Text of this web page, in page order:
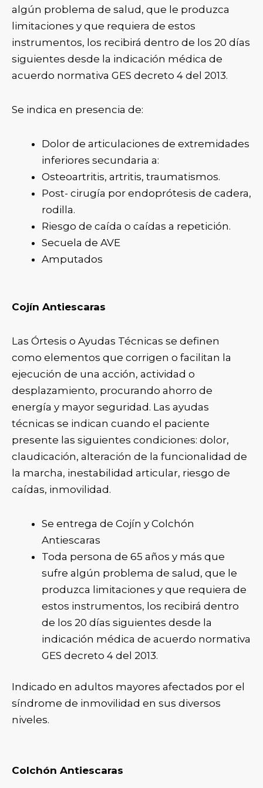
algún problema de salud, que le produzca
limitaciones y que requiera de estos
instrumentos, los recibirá dentro de los 20 días
siguientes desde la indicación médica de
acuerdo normativa GES decreto 4 del 2013.
Se indica en presencia de:
Dolor de articulaciones de extremidades
inferiores secundaria a:
Osteoartritis, artritis, traumatismos.
Post- cirugía por endoprótesis de cadera,
rodilla.
Riesgo de caída o caídas a repetición.
Secuela de AVE
Amputados
Cojín Antiescaras
Las Órtesis o Ayudas Técnicas se definen
como elementos que corrigen o facilitan la
ejecución de una acción, actividad o
desplazamiento, procurando ahorro de
energía y mayor seguridad. Las ayudas
técnicas se indican cuando el paciente
presente las siguientes condiciones: dolor,
claudicación, alteración de la funcionalidad de
la marcha, inestabilidad articular, riesgo de
caídas, inmovilidad.
Se entrega de Cojín y Colchón
Antiescaras
Toda persona de 65 años y más que
sufre algún problema de salud, que le
produzca limitaciones y que requiera de
estos instrumentos, los recibirá dentro
de los 20 días siguientes desde la
indicación médica de acuerdo normativa
GES decreto 4 del 2013.
Indicado en adultos mayores afectados por el
síndrome de inmovilidad en sus diversos
niveles.
Colchón Antiescaras